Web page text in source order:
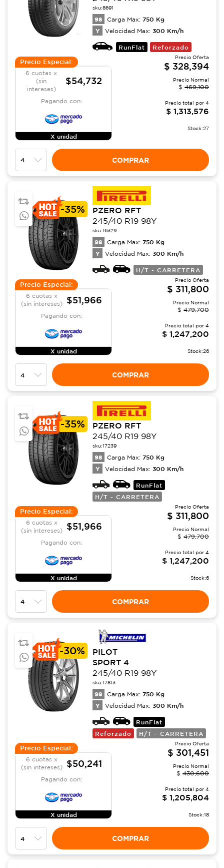
sku:8691
98 Carga Max: 750 Kg
Y Velocidad Max: 300 Km/h
RunFlat Reforzado
Precio Especial:
6 cuotas x
(sin
intereses)
$54,732
Pagando con:
X unidad
Precio Oferta
$ 328,394
Precio Normal
$ 469,100
Precio total por 4
$ 1,313,576
Stock:27
COMPRAR
-35%
PZERO RFT
245/40 R19 98Y
sku:16329
98 Carga Max: 750 Kg
Y Velocidad Max: 300 Km/h
H/T - CARRETERA
Precio Especial:
6 cuotas x
(sin intereses)
$51,966
Pagando con:
X unidad
Precio Oferta
$ 311,800
Precio Normal
$ 479,700
Precio total por 4
$ 1,247,200
Stock:26
COMPRAR
-35%
PZERO RFT
245/40 R19 98Y
sku:17239
98 Carga Max: 750 Kg
Y Velocidad Max: 300 Km/h
RunFlat
H/T - CARRETERA
Precio Especial:
6 cuotas x
(sin intereses)
$51,966
Pagando con:
X unidad
Precio Oferta
$ 311,800
Precio Normal
$ 479,700
Precio total por 4
$ 1,247,200
Stock:6
COMPRAR
-30%
PILOT
SPORT 4
245/40 R19 98Y
sku:17813
98 Carga Max: 750 Kg
Y Velocidad Max: 300 Km/h
RunFlat
Reforzado
H/T - CARRETERA
Precio Especial:
6 cuotas x
(sin intereses)
$50,241
Pagando con:
X unidad
Precio Oferta
$ 301,451
Precio Normal
$ 430,600
Precio total por 4
$ 1,205,804
Stock:18
COMPRAR